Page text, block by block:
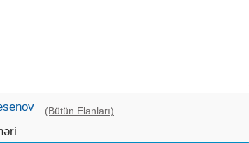
(Bütün Elanları)